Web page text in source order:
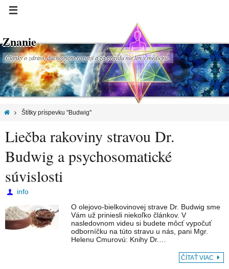
Znanie
Články o zdraví, duchovnom rozvoji a za pravdu nie len v medicíne.
Štítky príspevku "Budwig"
Liečba rakoviny stravou Dr.
Budwig a psychosomatické
súvislosti
info
O olejovo-bielkovinovej strave Dr. Budwig sme
Vám už priniesli niekoľko článkov. V
nasledovnom videu si budete môcť vypočuť
odborníčku na túto stravu u nás, pani Mgr.
Helenu Cmurovú: Knihy Dr.…
ČÍTAŤ VIAC